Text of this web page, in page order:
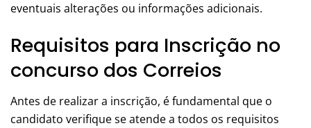
eventuais alterações ou informações adicionais.
Requisitos para Inscrição no
concurso dos Correios
Antes de realizar a inscrição, é fundamental que o
candidato verifique se atende a todos os requisitos